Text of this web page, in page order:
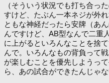
（そういう状況でも打ち合っ
すけど、たぶん一本ネジが外
ともな神経だったら安牌（あ
んですけど、AB型なんで二重
に上がるといろんなことを捨
んで。いろんなもの背負って
が楽しむことを優先しようっ
ら、あの試合ができたんじゃ